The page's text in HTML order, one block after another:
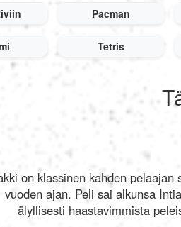
Pacman
Tetris
on klassinen kahden
vuoden ajan. Peli sai alkunsa
älyllisesti haastavimmista